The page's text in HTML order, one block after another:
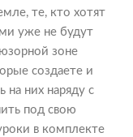
те, кто хотят
уже не будут
зоне
создаете и
них наряду с
под свою
в комплекте